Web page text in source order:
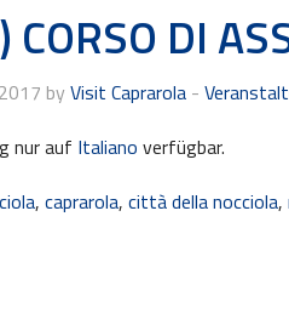
DI
by Visit Caprarola-
nur auf Italiano verfügbar.
, caprarola, città della nocciola,